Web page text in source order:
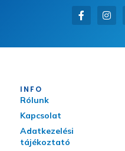
INFO
Rólunk
Kapcsolat
Adatkezelési
tájékoztató